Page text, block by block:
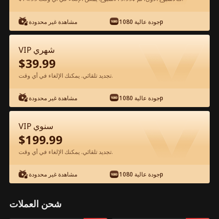
شاهد مجانًا في التطبيق
الحلقة 26 - حامل من رئيسي القاسي الفيلم
كامل
مشاهدة غير محدودة جودة عالية 1080p
VIP شهري
$39.99
تجديد تلقائي. يمكنك الإلغاء في أي وقت.
مشاهدة غير محدودة جودة عالية 1080p
VIP سنوي
$199.99
تجديد تلقائي. يمكنك الإلغاء في أي وقت.
مشاهدة غير محدودة جودة عالية 1080p
شحن العملات